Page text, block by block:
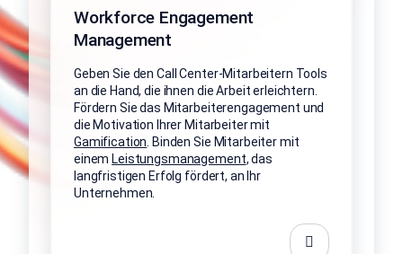
Workforce Engagement
Management
Geben Sie den Call Center-Mitarbeitern Tools
an die Hand, die ihnen die Arbeit erleichtern.
Fördern Sie das Mitarbeiterengagement und
die Motivation Ihrer Mitarbeiter mit
Gamification . Binden Sie Mitarbeiter mit
einem Leistungsmanagement, das
langfristigen Erfolg fördert, an Ihr
Unternehmen.